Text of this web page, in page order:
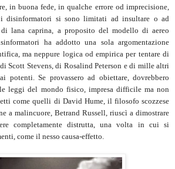
in buona fede, in qualche errore od imprecisione,
disinformatori si sono limitati ad insultare o ad
lana caprina, a proposito del modello di aereo
ha addotto una sola argomentazione
ma neppure logica od empirica per tentare di
Scott Stevens, di Rosalind Peterson e di mille altri
potenti. Se provassero ad obiettare, dovrebbero
leggi del mondo fisico, impresa difficile ma non
come quelli di David Hume, il filosofo scozzese
a malincuore, Betrand Russell, riuscì a dimostrare
completamente distrutta, una volta in cui si
come il nesso causa-effetto.